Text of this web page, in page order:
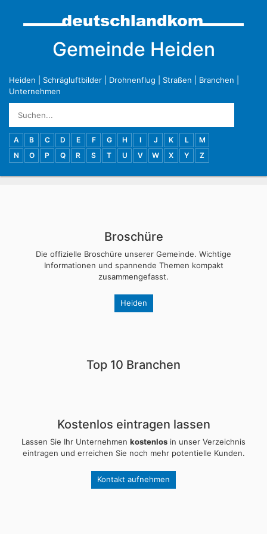
Gemeinde Heiden
Heiden Schrägluftbilder Drohnenflug Straßen Branchen
Unternehmen
A B C D E F G H I J K L
M
N
O P Q R S T U V W X Y Z
Broschüre
Die offizielle Broschüre unserer Gemeinde. Wichtige
Informationen und spannende Themen kompakt
zusammengefasst.
Heiden
Top 10 Branchen
Kostenlos eintragen lassen
Lassen Sie Ihr Unternehmen kostenlos in unser Verzeichnis
eintragen und erreichen Sie noch mehr potentielle Kunden.
Kontakt aufnehmen